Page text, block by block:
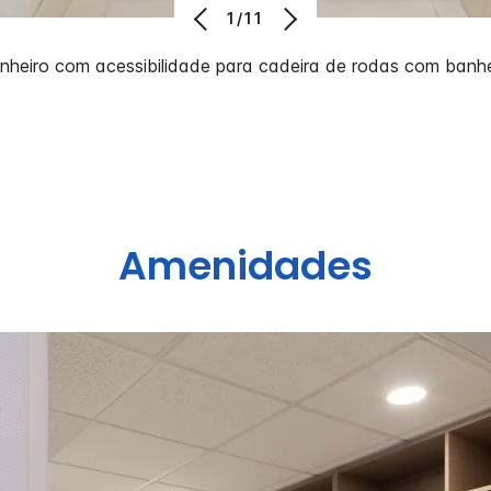
com acessibilidade para cadeira de rodas com
1/11
Amenidades